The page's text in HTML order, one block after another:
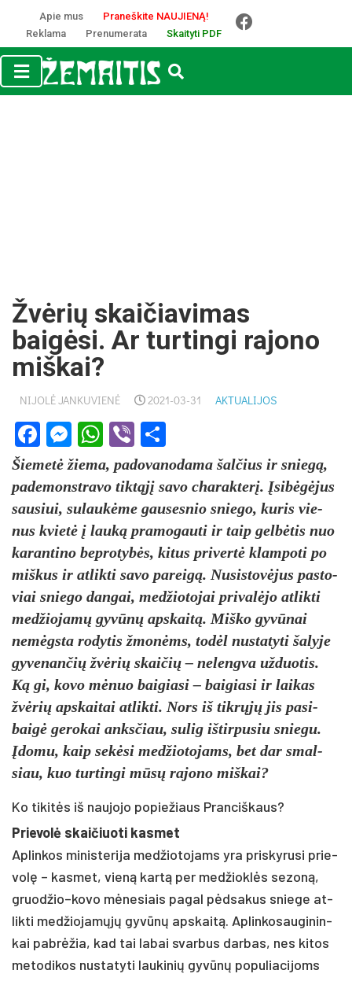
Apie mus
Praneškite NAUJIENĄ!
Reklama
Prenumerata Skaityti PDF
Žvėrių skaičiavimas
baigėsi. Ar turtingi rajono
miškai?
NIJOLĖ JANKUVIENĖ 2021-03-31 AKTUALIJOS
Facebook
Messenger
WhatsApp
Viber
Šie­metė žie­ma, pa­do­va­no­da­ma šal­čius ir sniegą,
pa­de­monst­ra­vo tiktąjį sa­vo cha­rak­terį. Įsibėgė­jus
sau­siui, su­laukė­me gau­ses­nio snie­go, ku­ris vie­
nus kvietė į lauką pra­mo­gau­ti ir taip gelbė­tis nuo
ka­ran­ti­no be­pro­tybės, ki­tus pri­vertė klam­po­ti po
miš­kus ir at­lik­ti sa­vo pa­reigą. Nu­sis­tovė­jus pa­sto­
viai snie­go dan­gai, med­žio­to­jai pri­valė­jo at­lik­ti
med­žio­jamų gyvūnų ap­skaitą. Miš­ko gyvū­nai
nemėgs­ta ro­dy­tis žmonėms, todėl nu­sta­ty­ti ša­ly­je
gy­ve­nan­čių žvėrių skai­čių – ne­leng­va už­duo­tis.
Ką gi, ko­vo mėnuo bai­gia­si – bai­gia­si ir lai­kas
žvėrių ap­skai­tai at­lik­ti. Nors iš tikrųjų jis pa­si­
baigė ge­ro­kai anks­čiau, su­lig iš­tir­pu­siu snie­gu.
Įdo­mu, kaip sekė­si med­žio­to­jams, bet dar smal­
siau, kuo tur­tin­gi mūsų ra­jo­no miš­kai?
Ko ti­ki­tės iš nau­jo­jo po­pie­žiaus Pran­ciš­kaus?
Prie­volė skai­čiuo­ti kas­met
Ap­lin­kos mi­nis­te­ri­ja med­žio­to­jams yra pri­sky­ru­si prie­
volę – kas­met, vieną kartą per med­žioklės se­zoną,
gruodžio–kovo mėne­siais pa­gal pėdsa­kus snie­ge at­
lik­ti med­žio­jamųjų gyvūnų ap­skaitą. Ap­lin­ko­sau­gi­nin­
kai pa­brėžia, kad tai la­bai svar­bus dar­bas, nes ki­tos
me­to­di­kos nu­sta­ty­ti lau­ki­nių gyvūnų po­pu­lia­ci­joms